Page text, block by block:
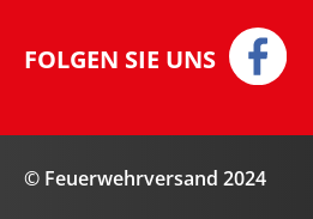
FOLGEN SIE UNS
© Feuerwehrversand 2024